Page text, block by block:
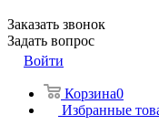
Заказать звонок
Задать вопрос
Войти
Корзина0
Избранные